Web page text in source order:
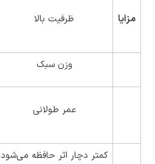
مزایا ظرفیت بالا
وزن سبک
عمر طولانی
کمتر دچار اثر حافظه می‌شود